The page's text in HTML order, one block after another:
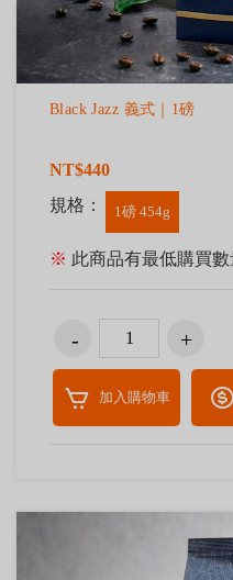
Black Jazz 義式｜1磅
NT$440
規格：
1磅 454g
※ 此商品有最低購買數
加入購物車